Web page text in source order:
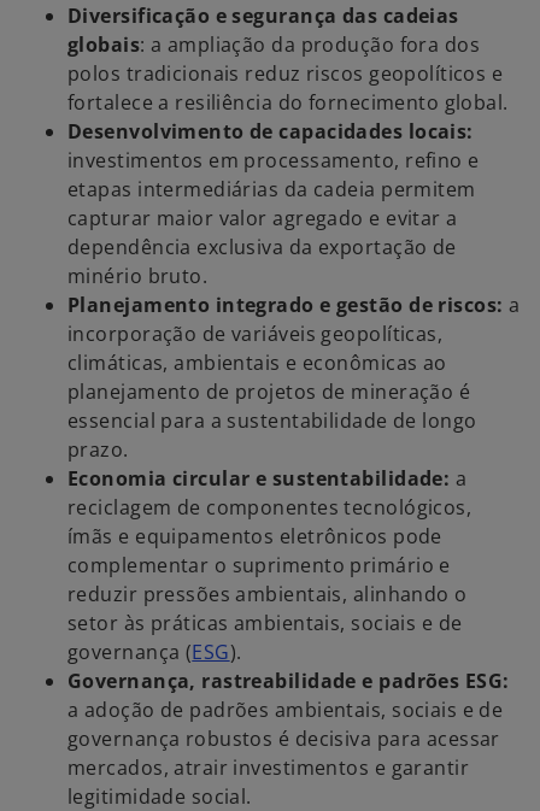
Diversificação e segurança das cadeias
globais: a ampliação da produção fora dos
polos tradicionais reduz riscos geopolíticos e
fortalece a resiliência do fornecimento global.
Desenvolvimento de capacidades locais:
investimentos em processamento, refino e
etapas intermediárias da cadeia permitem
capturar maior valor agregado e evitar a
dependência exclusiva da exportação de
minério bruto.
Planejamento integrado e gestão de riscos: a
incorporação de variáveis geopolíticas,
climáticas, ambientais e econômicas ao
planejamento de projetos de mineração é
essencial para a sustentabilidade de longo
prazo.
Economia circular e sustentabilidade: a
reciclagem de componentes tecnológicos,
ímãs e equipamentos eletrônicos pode
complementar o suprimento primário e
reduzir pressões ambientais, alinhando o
setor às práticas ambientais, sociais e de
governança (ESG).
Governança, rastreabilidade e padrões ESG:
a adoção de padrões ambientais, sociais e de
governança robustos é decisiva para acessar
mercados, atrair investimentos e garantir
legitimidade social.